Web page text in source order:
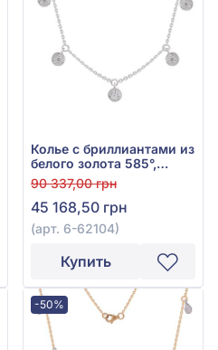
Колье с бриллиантами из
белого золота 585°,
бриллиант 0,15ct, арт. 6-
62104
90 337,00 грн
45 168,50 грн
(арт. 6-62104)
Купить
-50%